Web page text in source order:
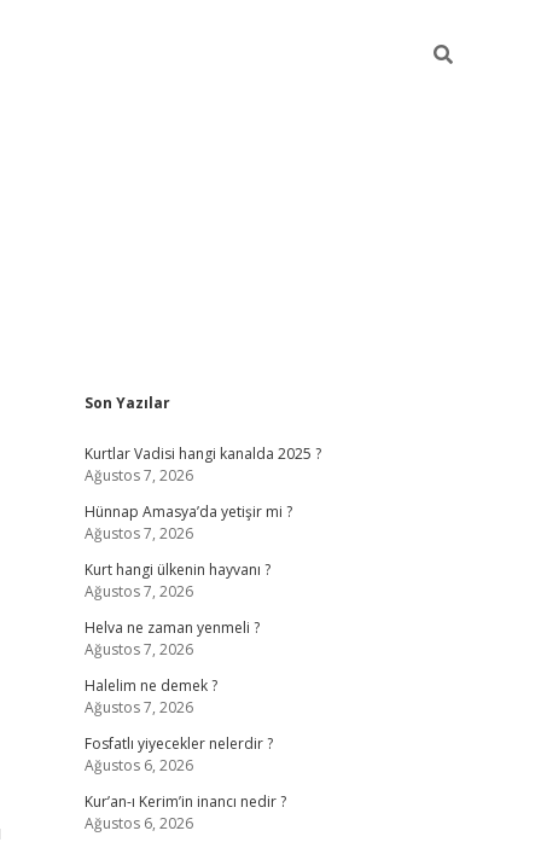
Sidebar
Son Yazılar
Kurtlar Vadisi hangi kanalda 2025 ?
Ağustos 7, 2026
Hünnap Amasya’da yetişir mi ?
Ağustos 7, 2026
Kurt hangi ülkenin hayvanı ?
Ağustos 7, 2026
Helva ne zaman yenmeli ?
Ağustos 7, 2026
Halelim ne demek ?
Ağustos 7, 2026
Fosfatlı yiyecekler nelerdir ?
Ağustos 6, 2026
Kur’an-ı Kerim’in inancı nedir ?
Ağustos 6, 2026